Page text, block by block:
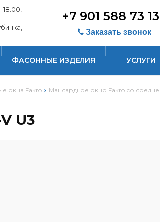
+7 901 588 73 13
Заказать звонок
ФАСОННЫЕ ИЗДЕЛИЯ УСЛУГИ
окна Fakro
Мансардное окно Fakro со
U3